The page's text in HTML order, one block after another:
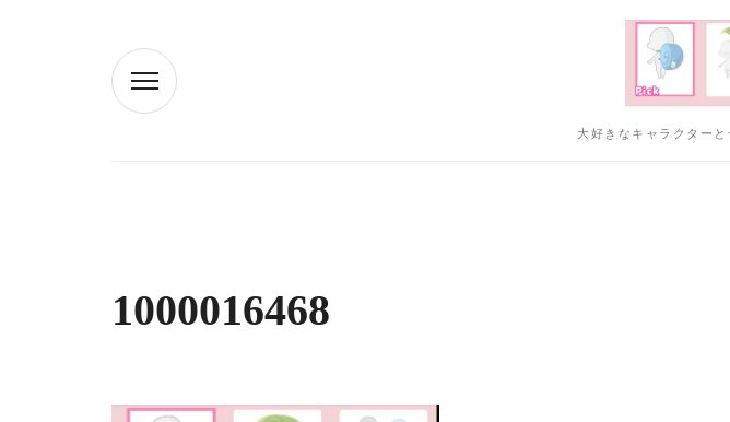
大好きなキャラクター
1000016468